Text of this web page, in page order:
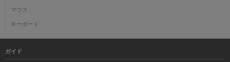
マウス
キーボード
ガイド